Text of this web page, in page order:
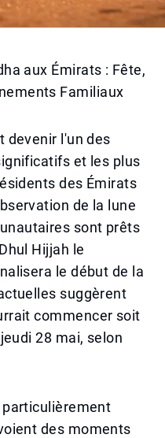
aux Émirats : Fête,
Familiaux
devenir l'un des
et les plus
des Émirats
de la lune
sont prêts
Hijjah le
le début de la
suggèrent
commencer soit
28 mai, selon
des moments